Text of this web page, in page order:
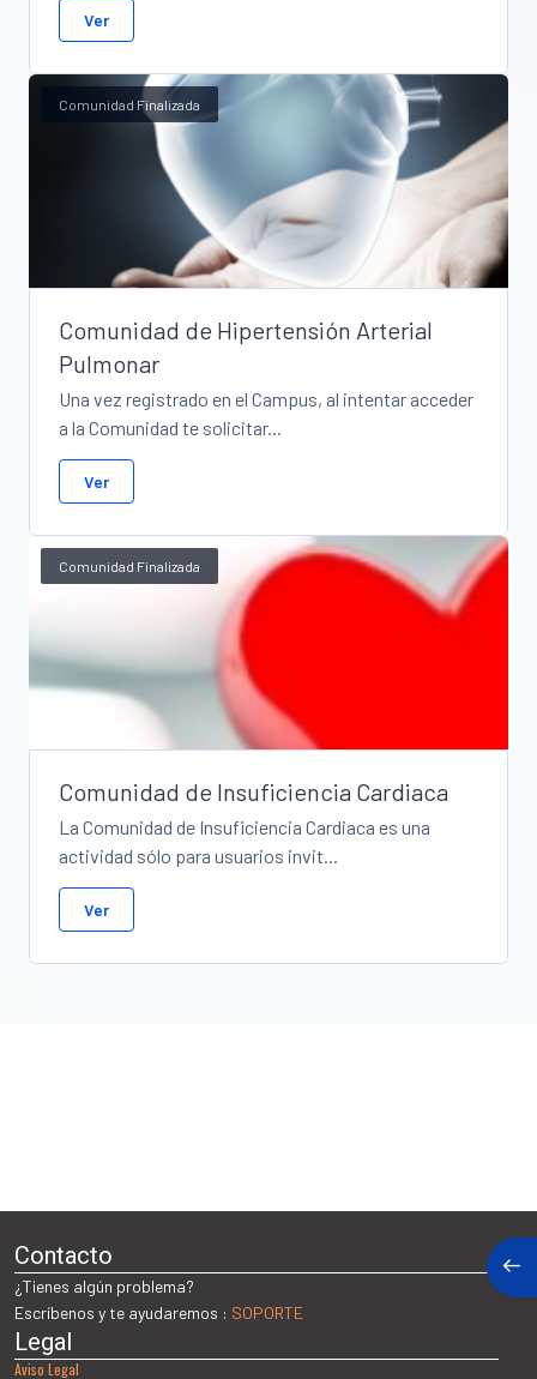
Ver
Comunidad Finalizada
Comunidad de Hipertensión Arterial
Pulmonar
Una vez registrado en el Campus, al intentar acceder
a la Comunidad te solicitar...
Ver
Comunidad Finalizada
Comunidad de Insuficiencia Cardiaca
La Comunidad de Insuficiencia Cardiaca es una
actividad sólo para usuarios invit...
Ver
Legal
Aviso Legal
Contacto
¿Tienes algún problema?
Escríbenos y te ayudaremos : SOPORTE